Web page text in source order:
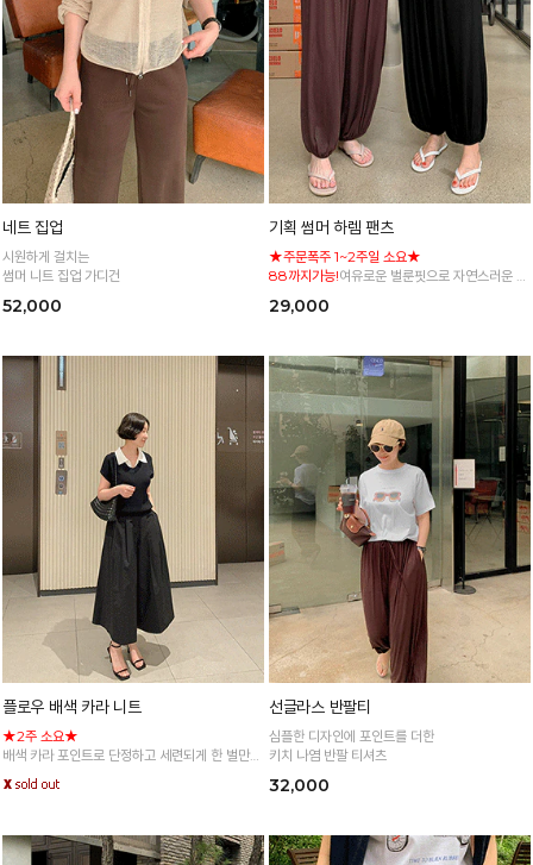
네트 집업
시원하게 걸치는
썸머 니트 집업 가디건
52,000
기획 썸머 하렘 팬츠
★주문폭주 1~2주일 소요★
88까지가능!여유로운 벌룬핏으로 자연스러운 체
29,000
플로우 배색 카라 니트
★2주 소요★
배색 카라 포인트로 단정하고 세련되게 한 벌만
입어도 완성도 높은 배색 카라 니트
*주문폭주로 인한 입고지연·순차발송 진행중
선글라스 반팔티
심플한 디자인에 포인트를 더한
키치 나염 반팔 티셔츠
32,000